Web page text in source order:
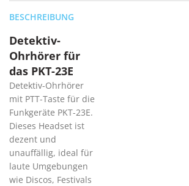
BESCHREIBUNG
Detektiv-
Ohrhörer für
das PKT-23E
Detektiv-Ohrhörer
mit PTT-Taste für die
Funkgeräte PKT-23E.
Dieses Headset ist
dezent und
unauffällig, ideal für
laute Umgebungen
wie Discos, Festivals